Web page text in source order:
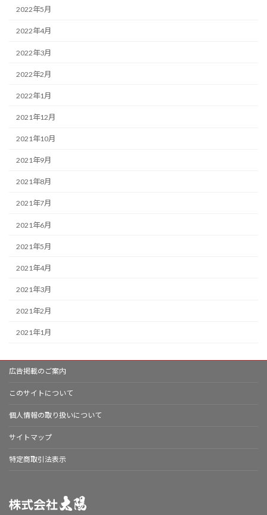
2022年5月
2022年4月
2022年3月
2022年2月
2022年1月
2021年12月
2021年10月
2021年9月
2021年8月
2021年7月
2021年6月
2021年5月
2021年4月
2021年3月
2021年2月
2021年1月
広告掲載のご案内
このサイトについて
個人情報の取り扱いについて
サイトマップ
特定商取引法表示